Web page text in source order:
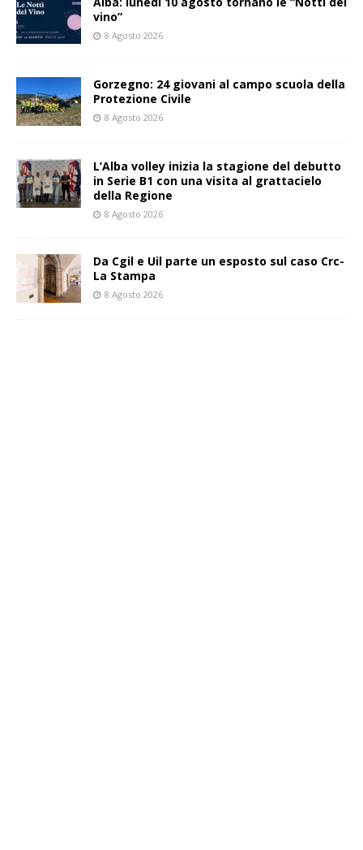
vino”
8 Agosto 2026
Gorzegno: 24 giovani al campo scuola della
Protezione Civile
8 Agosto 2026
L’Alba volley inizia la stagione del debutto
in Serie B1 con una visita al grattacielo
della Regione
8 Agosto 2026
Da Cgil e Uil parte un esposto sul caso Crc-
La Stampa
8 Agosto 2026